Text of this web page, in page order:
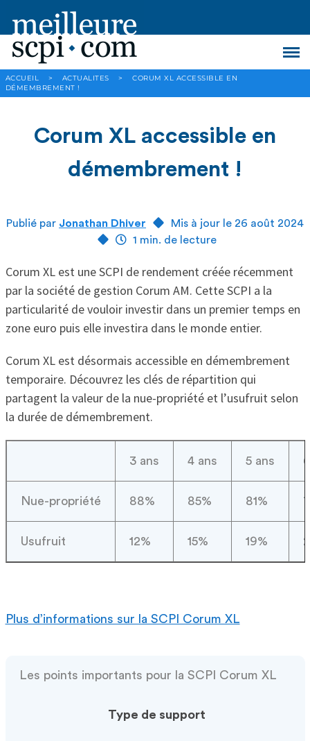
ACCUEIL > ACTUALITES >
CORUM XL ACCESSIBLE EN
DÉMEMBREMENT !
Corum XL accessible en
démembrement !
Publié par Jonathan Dhiver
Mis à jour le 26 août 2024
1 min. de lecture
Corum XL est une SCPI de rendement créée récemment
par la société de gestion Corum AM. Cette SCPI a la
particularité de vouloir investir dans un premier temps en
zone euro puis elle investira dans le monde entier.
Corum XL est désormais accessible en démembrement
temporaire. Découvrez les clés de répartition qui
partagent la valeur de la nue-propriété et l’usufruit selon
la durée de démembrement.
3 ans 4 ans 5 ans
Nue-propriété 88% 85% 81%
Usufruit 12% 15% 19%
Plus d’informations sur la SCPI Corum XL
Les points importants pour la SCPI Corum XL
Type de support